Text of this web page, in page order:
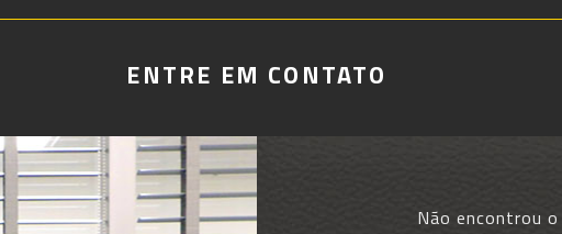
ENTRE EM CONTATO
Não encontrou